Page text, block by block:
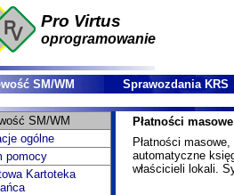
Pro Virtus
oprogramowanie
SM/WM Sprawozdania KRS
SM/WM
ogólne
pomocy
Kartoteka
Płatności masowe
Płatności
automatyczne
właścicieli lokali.